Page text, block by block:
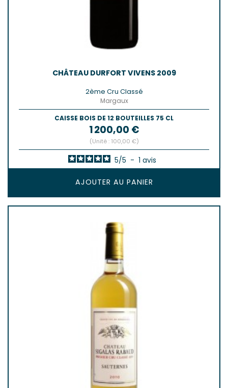
CHÂTEAU DURFORT VIVENS 2009
2ème Cru Classé
Margaux
CAISSE BOIS DE 12 BOUTEILLES 75 CL
Prix
1 200,00 €
(Unité : 100,00 €)
5/5 - 1 avis
AJOUTER AU PANIER